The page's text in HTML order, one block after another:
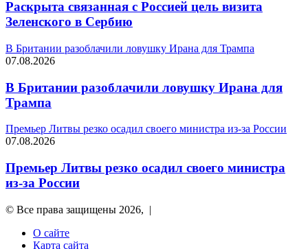
Раскрыта связанная с Россией цель визита
Зеленского в Сербию
В Британии разоблачили ловушку Ирана для Трампа
07.08.2026
В Британии разоблачили ловушку Ирана для
Трампа
Премьер Литвы резко осадил своего министра из-за России
07.08.2026
Премьер Литвы резко осадил своего министра
из-за России
© Все права защищены 2026, |
О сайте
Карта сайта